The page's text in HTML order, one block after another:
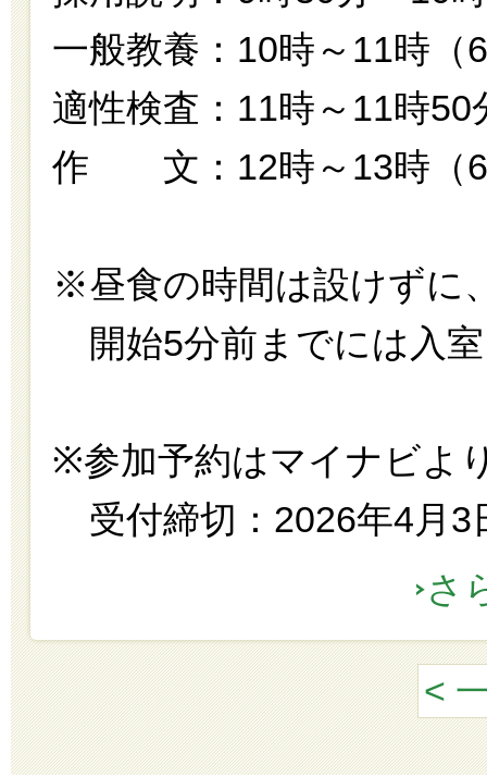
一般教養：10時～11時（
適性検査：11時～11時50
作 文：12時～13時（
※昼食の時間は設けずに
開始5分前までには入
※参加予約はマイナビよ
受付締切：2026年4月3
さ
<